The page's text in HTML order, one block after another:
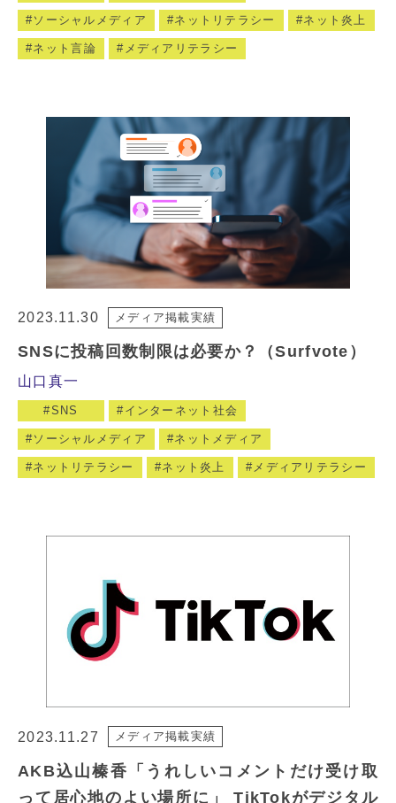
ソーシャルメディア ネットリテラシー ネット炎上
ネット言論 メディアリテラシー
2023.11.30 メディア掲載実績
SNSに投稿回数制限は必要か？（Surfvote）
山口真一
SNS インターネット社会
ソーシャルメディア ネットメディア
ネットリテラシー ネット炎上 メディアリテラシー
2023.11.27 メディア掲載実績
AKB込山榛香「うれしいコメントだけ受け取
って居心地のよい場所に」 TikTokがデジタル